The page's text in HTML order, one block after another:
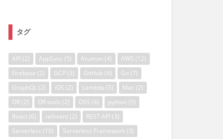
タグ
API (2) AppSync (5) Arumon (4) AWS (12)
Firebase (2) GCP (3) GitHub (4) Go (7)
GraphQL (2) iOS (2) Lambda (5) Mac (2)
OR (2) OR tools (2) OSS (4) python (5)
React (6) reInvent (2) REST API (3)
Serverless (10) Serverless Framework (3)